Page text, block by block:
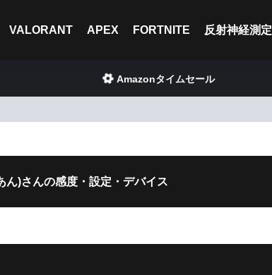
VALORANT APEX FORTNITE 反射神経測定
Amazonタイムセール
)さんの感度・設定・デバイス